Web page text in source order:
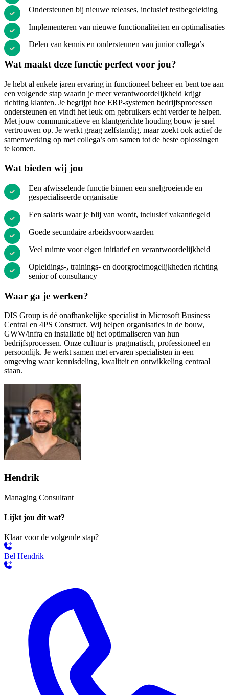
Ondersteunen bij nieuwe releases, inclusief testbegeleiding
Implementeren van nieuwe functionaliteiten en optimalisaties
Delen van kennis en ondersteunen van junior collega’s
Wat maakt deze functie perfect voor jou?
Je hebt al enkele jaren ervaring in functioneel beheer en bent toe aan
een volgende stap waarin je meer verantwoordelijkheid krijgt
richting klanten. Je begrijpt hoe ERP-systemen bedrijfsprocessen
ondersteunen en vindt het leuk om gebruikers echt verder te helpen.
Met jouw communicatieve en klantgerichte houding bouw je snel
vertrouwen op. Je werkt graag zelfstandig, maar zoekt ook actief de
samenwerking op met collega’s om samen tot de beste oplossingen
te komen.
Wat bieden wij jou
Een afwisselende functie binnen een snelgroeiende en
gespecialiseerde organisatie
Een salaris waar je blij van wordt, inclusief vakantiegeld
Goede secundaire arbeidsvoorwaarden
Veel ruimte voor eigen initiatief en verantwoordelijkheid
Opleidings-, trainings- en doorgroeimogelijkheden richting
senior of consultancy
Waar ga je werken?
DIS Group is dé onafhankelijke specialist in Microsoft Business
Central en 4PS Construct. Wij helpen organisaties in de bouw,
GWW/infra en installatie bij het optimaliseren van hun
bedrijfsprocessen. Onze cultuur is pragmatisch, professioneel en
persoonlijk. Je werkt samen met ervaren specialisten in een
omgeving waar kennisdeling, kwaliteit en ontwikkeling centraal
staan.
Hendrik
Managing Consultant
Lijkt jou dit wat?
Klaar voor de volgende stap?
Bel Hendrik